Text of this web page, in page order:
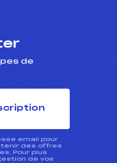
de
email pour
des offres
Pour plus
de vos